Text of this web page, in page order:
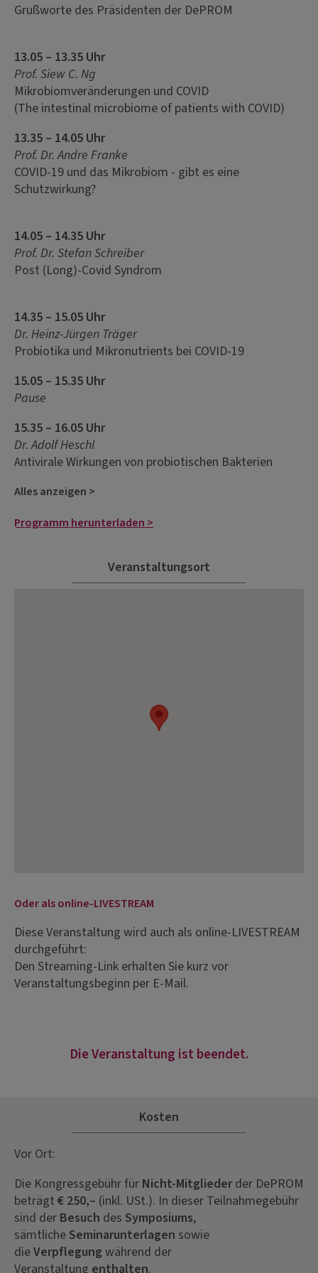
Grußworte des Präsidenten der DePROM
13.05 – 13.35 Uhr
Prof. Siew C. Ng
Mikrobiomveränderungen und COVID
(The intestinal microbiome of patients with COVID)
13.35 – 14.05 Uhr
Prof. Dr. Andre Franke
COVID-19 und das Mikrobiom - gibt es eine
Schutzwirkung?
14.05 – 14.35 Uhr
Prof. Dr. Stefan Schreiber
Post (Long)-Covid Syndrom
14.35 – 15.05 Uhr
Dr. Heinz-Jürgen Träger
Probiotika und Mikronutrients bei COVID-19
15.05 – 15.35 Uhr
Pause
15.35 – 16.05 Uhr
Dr. Adolf Heschl
Antivirale Wirkungen von probiotischen Bakterien
Alles anzeigen >
Programm herunterladen >
Veranstaltungsort
Oder als online-LIVESTREAM
Diese Veranstaltung wird auch als online-LIVESTREAM
durchgeführt:
Den Streaming-Link erhalten Sie kurz vor
Veranstaltungsbeginn per E-Mail.
Die Veranstaltung ist beendet.
Kosten
Vor Ort:
Die Kongressgebühr für Nicht-Mitgliederder DePROM
beträgt € 250,– (inkl. USt.). In dieser Teilnahmegebühr
sind der Besuch des Symposiums,
sämtliche Seminarunterlagen sowie
dieVerpflegung während der
Veranstaltung enthalten.